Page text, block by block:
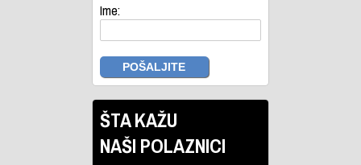
Ime:
ŠTA KAŽU
NAŠI POLAZNICI